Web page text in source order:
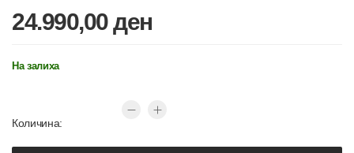
24.990,00ден
На залиха
Количина: